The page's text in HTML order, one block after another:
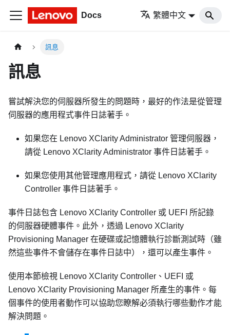
Docs 繁體中文
訊息
訊息
嘗試解決您的伺服器所發生的問題時，最好的作法是從管理
伺服器的應用程式事件日誌著手。
如果您在 Lenovo XClarity Administrator 管理伺服器，
請從 Lenovo XClarity Administrator 事件日誌著手。
如果您使用其他管理應用程式，請從 Lenovo XClarity
Controller 事件日誌著手。
事件日誌包含 Lenovo XClarity Controller 或 UEFI 所記錄
的伺服器硬體事件。此外，透過 Lenovo XClarity
Provisioning Manager 在硬碟或記憶體執行診斷測試時（雖
然這些事件不會儲存在事件日誌中），還可以產生事件。
使用本節檢視 Lenovo XClarity Controller 、UEFI 或
Lenovo XClarity Provisioning Manager 所產生的事件。每
個事件的使用者動作可以協助您瞭解必須執行哪些動作才能
解決問題。